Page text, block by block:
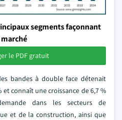
segments façonnant
marché
le PDF gratuit
bandes à double face détenait
et connaît une croissance de 6,7 %
dans les secteurs de
et de la construction, ainsi que